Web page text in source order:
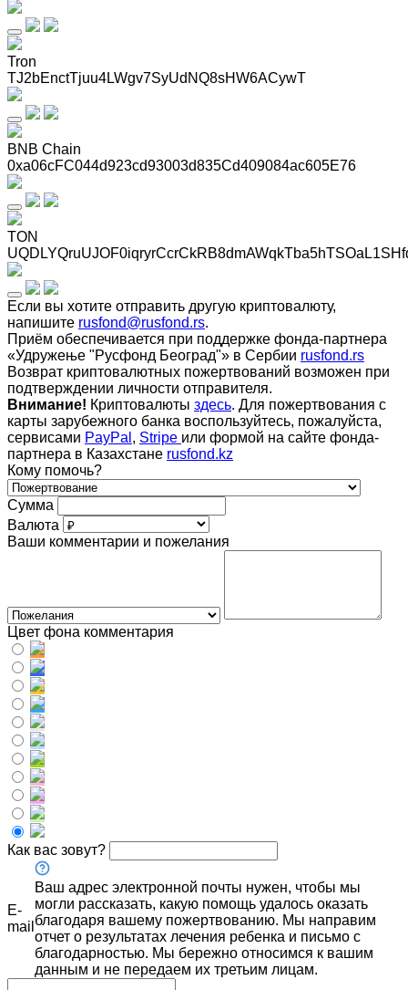
Tron
TJ2bEnctTjuu4LWgv7SyUdNQ8sHW6ACywT
BNB Chain
0xa06cFC044d923cd93003d835Cd409084ac605E76
TON
Если вы хотите отправить другую криптовалюту,
напишите rusfond@rusfond.rs.
Приём обеспечивается при поддержке фонда-партнера
«Удружење "Русфонд Београд"» в Сербии rusfond.rs
Возврат криптовалютных пожертвований возможен при
подтверждении личности отправителя.
Внимание! Криптовалюты здесь. Для пожертвования с
карты зарубежного банка воспользуйтесь, пожалуйста,
сервисами PayPal , Stripe или формой на сайте фонда-
партнера в Казахстане rusfond.kz
Кому помочь?
Сумма
Валюта
Ваши комментарии и пожелания
Цвет фона комментария
Как вас зовут?
E-
mail
Ваш адрес электронной почты нужен, чтобы мы
могли рассказать, какую помощь удалось оказать
благодаря вашему пожертвованию. Мы направим
отчет о результатах лечения ребенка и письмо с
благодарностью. Мы бережно относимся к вашим
данным и не передаем их третьим лицам.